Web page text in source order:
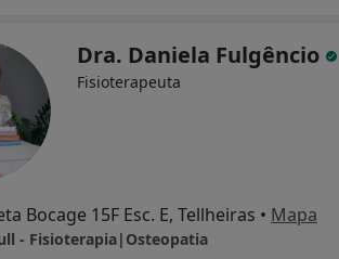
Dra. Daniela Fulgêncio
Fisioterapeuta
Bocage 15F Esc. E, Tellheiras • Mapa
- Fisioterapia|Osteopatia